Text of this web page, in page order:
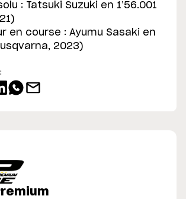
: Tatsuki Suzuki en 1’56.001
en course : Ayumu Sasaki en
2023)